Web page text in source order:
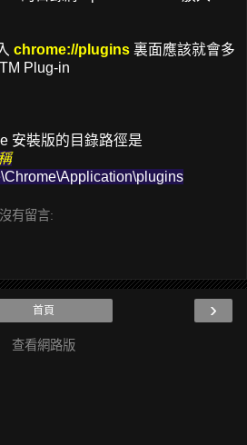
chrome://plugins 裏面應該就會多
Plug-in
安裝版的目錄路徑是
沒有留言:
›
首頁
查看網路版